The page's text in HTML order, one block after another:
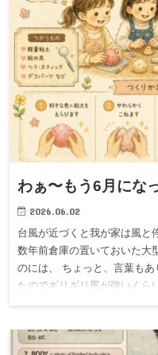
わぁ〜もう6月にな
2026.06.02
台風が近づくと我が家は風と
数年前倉庫の置いておいた大
のには、 ちょっと、言葉も
たのでギリギリ風が強いくら